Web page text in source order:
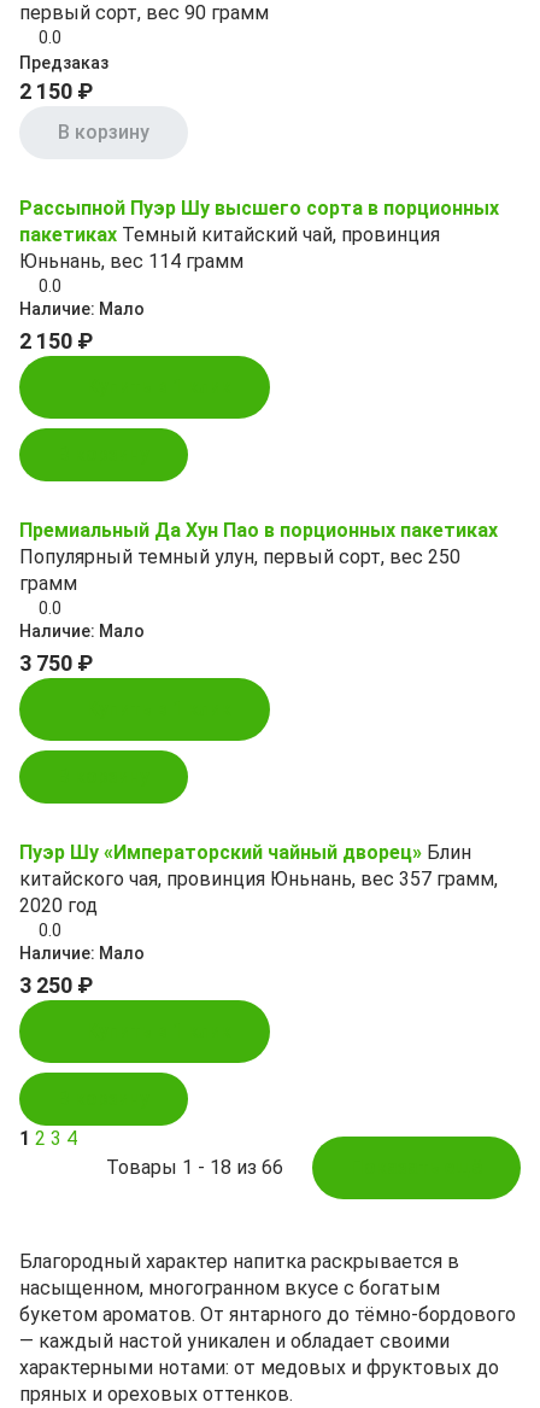
первый сорт, вес 90 грамм
0.0
Предзаказ
2 150 ₽
В корзину
Рассыпной Пуэр Шу высшего сорта в порционных
пакетиках Темный китайский чай, провинция
Юньнань, вес 114 грамм
0.0
Наличие: Мало
2 150 ₽
Премиальный Да Хун Пао в порционных пакетиках
Популярный темный улун, первый сорт, вес 250
грамм
0.0
Наличие: Мало
3 750 ₽
Пуэр Шу «Императорский чайный дворец» Блин
китайского чая, провинция Юньнань, вес 357 грамм,
2020 год
0.0
Наличие: Мало
3 250 ₽
Товары 1 - 18 из 66
1 2 3 4
Благородный характер напитка раскрывается в
насыщенном, многогранном вкусе с богатым
букетом ароматов. От янтарного до тёмно-бордового
— каждый настой уникален и обладает своими
характерными нотами: от медовых и фруктовых до
пряных и ореховых оттенков.